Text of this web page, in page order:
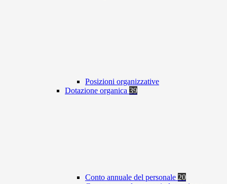
Posizioni organizzative
Dotazione organica 39
Conto annuale del personale 20